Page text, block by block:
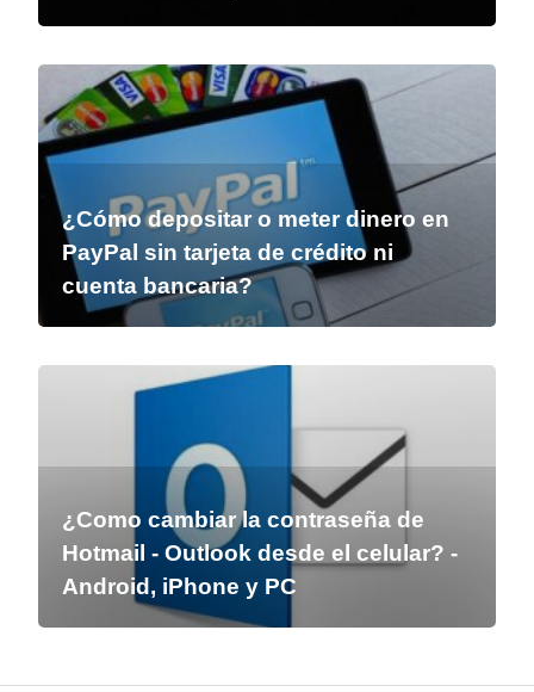
¿Cómo depositar o meter dinero en
PayPal sin tarjeta de crédito ni
cuenta bancaria?
¿Como cambiar la contraseña de
Hotmail - Outlook desde el celular? -
Android, iPhone y PC